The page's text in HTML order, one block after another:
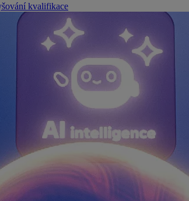
kvalifikace